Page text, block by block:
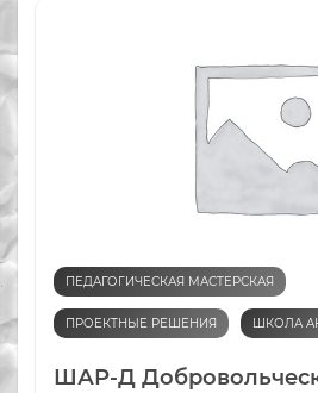
ПЕДАГОГИЧЕСКАЯ МАСТЕРСКАЯ
ПРОЕКТНЫЕ РЕШЕНИЯ ШКОЛА
ШАР-Д